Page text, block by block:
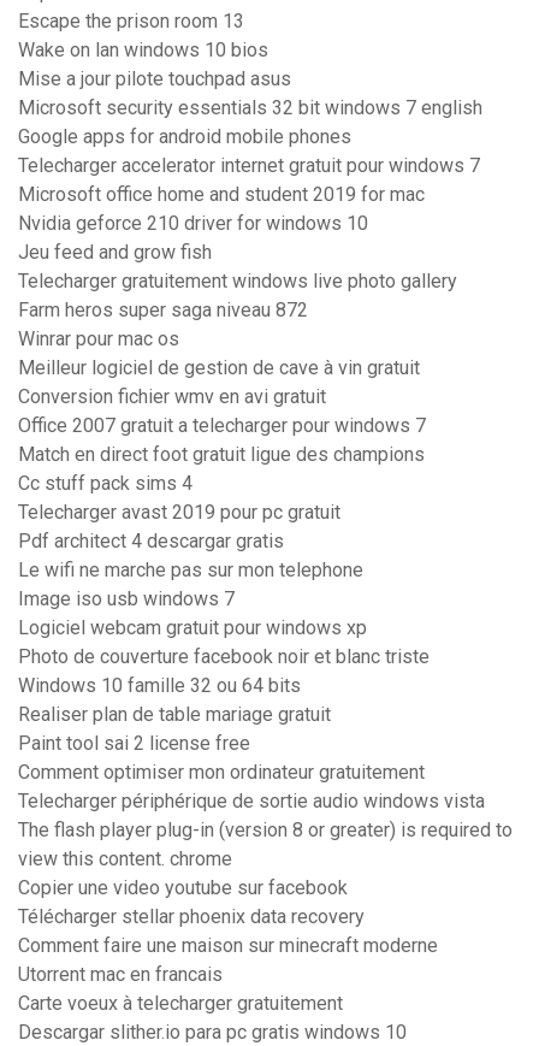
Escape the prison room 13
Wake on lan windows 10 bios
Mise a jour pilote touchpad asus
Microsoft security essentials 32 bit windows 7 english
Google apps for android mobile phones
Telecharger accelerator internet gratuit pour windows 7
Microsoft office home and student 2019 for mac
Nvidia geforce 210 driver for windows 10
Jeu feed and grow fish
Telecharger gratuitement windows live photo gallery
Farm heros super saga niveau 872
Winrar pour mac os
Meilleur logiciel de gestion de cave à vin gratuit
Conversion fichier wmv en avi gratuit
Office 2007 gratuit a telecharger pour windows 7
Match en direct foot gratuit ligue des champions
Cc stuff pack sims 4
Telecharger avast 2019 pour pc gratuit
Pdf architect 4 descargar gratis
Le wifi ne marche pas sur mon telephone
Image iso usb windows 7
Logiciel webcam gratuit pour windows xp
Photo de couverture facebook noir et blanc triste
Windows 10 famille 32 ou 64 bits
Realiser plan de table mariage gratuit
Paint tool sai 2 license free
Comment optimiser mon ordinateur gratuitement
Telecharger périphérique de sortie audio windows vista
The flash player plug-in (version 8 or greater) is required to
view this content. chrome
Copier une video youtube sur facebook
Télécharger stellar phoenix data recovery
Comment faire une maison sur minecraft moderne
Utorrent mac en francais
Carte voeux à telecharger gratuitement
Descargar slither.io para pc gratis windows 10